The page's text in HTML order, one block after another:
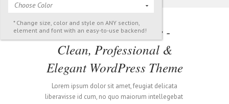
Welcome To Lounge -
Clean, Professional &
Elegant WordPress Theme
Lorem ipsum dolor sit amet, feugiat delicata
liberavisse id cum, no quo maiorum intellegebat
Choose Color
* Change size, color and style on ANY section,
element and font with an easy-to-use backend!